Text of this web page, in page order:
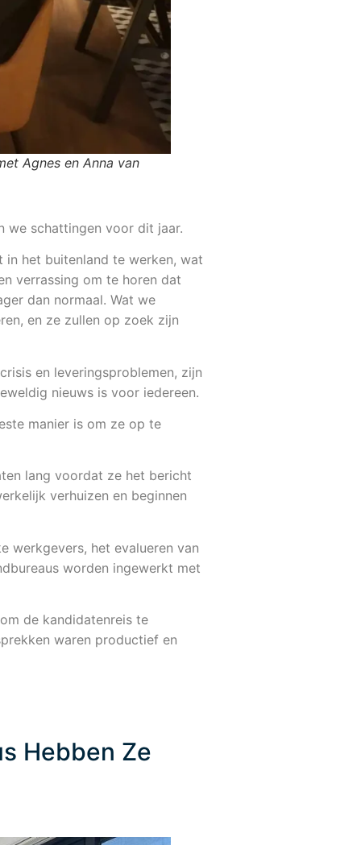
Agnes en Anna van
we schattingen voor dit jaar.
in het buitenland te werken, wat
verrassing om te horen dat
dan normaal. Wat we
en ze zullen op zoek zijn
en leveringsproblemen, zijn
nieuws is voor iedereen.
manier is om ze op te
lang voordat ze het bericht
verhuizen en beginnen
werkgevers, het evalueren van
worden ingewerkt met
de kandidatenreis te
waren productief en
Hebben Ze